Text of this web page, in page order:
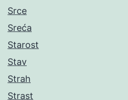
Srce
Sreća
Starost
Stav
Strah
Strast